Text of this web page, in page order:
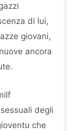
di lui,
giovani,
ancora
degli
che